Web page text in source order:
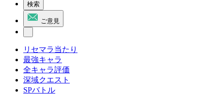
検索
ご意見
リセマラ当たり
最強キャラ
全キャラ評価
深域クエスト
SPバトル